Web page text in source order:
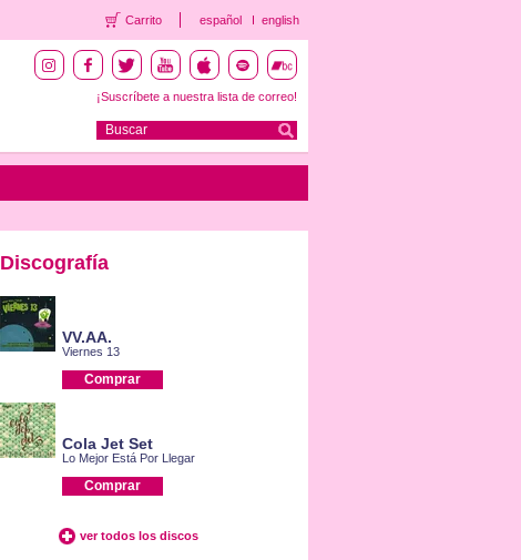
Carrito español english
¡Suscríbete a nuestra lista de correo!
Discografía
VV.AA.
Viernes 13
Comprar
Cola Jet Set
Lo Mejor Está Por Llegar
Comprar
ver todos los discos